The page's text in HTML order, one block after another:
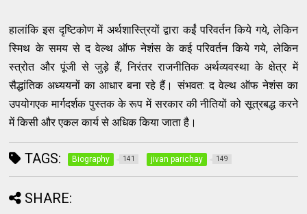
हालांकि इस दृष्‍टिकोण में अर्थशास्‍त्रियों द्वारा कईं परिवर्तन किये गये,लेकिन
स्‍मिथ के समय से द वेल्‍थ ऑफ नेशंस के कई परिवर्तन किये गये, लेकिन
स्‍त्रोत और पूंजी से जुड़े हैं,निरंतर राजनीतिक अर्थव्‍यवस्‍था के क्षेत्र में
सैद्धांतिक अध्‍ययनों का आधार बना रहे हैं। संभवत:द वेल्‍थ ऑफ नेशंस का
उपयोगएक मार्गदर्शक पुस्‍तक के रूप में सरकार की नीतियों को सूत्रबद्ध करने
में किसी और एकल कार्य से अधिक किया जाता है।
TAGS: Biography 141 jivan parichay 149
SHARE: